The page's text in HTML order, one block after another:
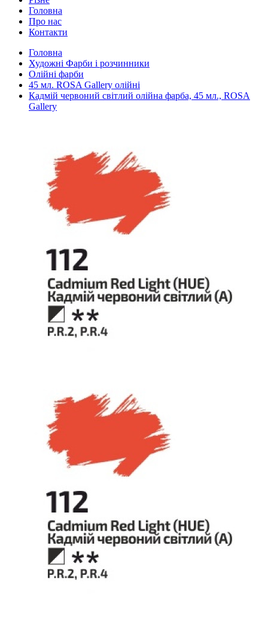
Головна
Про нас
Контакти
Головна
Художні Фарби і розчинники
Олійні фарби
45 мл. ROSA Gallery олійні
Кадмій червоний світлий олійна фарба, 45 мл., ROSA
Gallery